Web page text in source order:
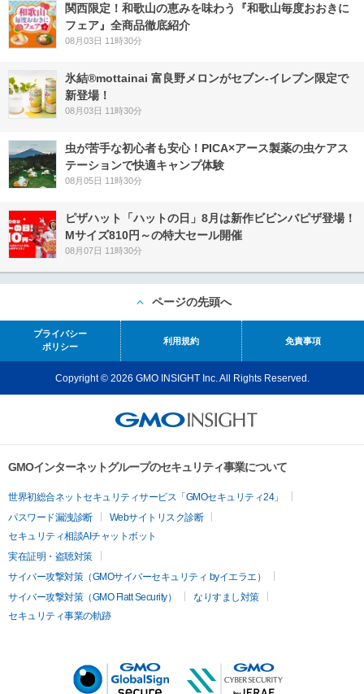
関西限定！和歌山の恵みを味わう『和歌山毎度おおきに
フェア』全商品徹底紹介
08月03日 11時30分
氷結®mottainai 富良野メロンがセブン‐イレブン限定で
新登場！
08月03日 11時30分
虫が苦手な初心者も安心！PICA×アース製薬の虫ケアス
テーションで快適キャンプ体験
08月05日 11時30分
ピザハット「ハットの日」8月は新作ビビンバピザ登場！
Mサイズ810円～の特大セール開催
08月07日 11時30分
ページの先頭へ
プライバシー
ポリシー
利用規約 免責事項
Copyright © 2026 GMO INSIGHT Inc. All Rights Reserved.
GMOインターネットグループのセキュリティ事業について
世界初総合ネットセキュリティサービス「GMOセキュリティ24」
パスワード漏洩診断
Webサイトリスク診断
セキュリティ相談AIチャットボット
実在証明・盗聴対策
サイバー攻撃対策（GMOサイバーセキュリティ byイエラエ）
サイバー攻撃対策（GMO Flatt Security）
なりすまし対策
セキュリティ事業の軌跡